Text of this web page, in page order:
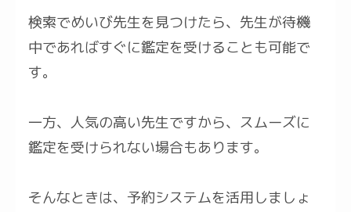
検索でめいび先生を見つけたら、先生が待機
中であればすぐに鑑定を受けることも可能で
す。
一方、人気の高い先生ですから、スムーズに
鑑定を受けられない場合もあります。
そんなときは、予約システムを活用しましょ